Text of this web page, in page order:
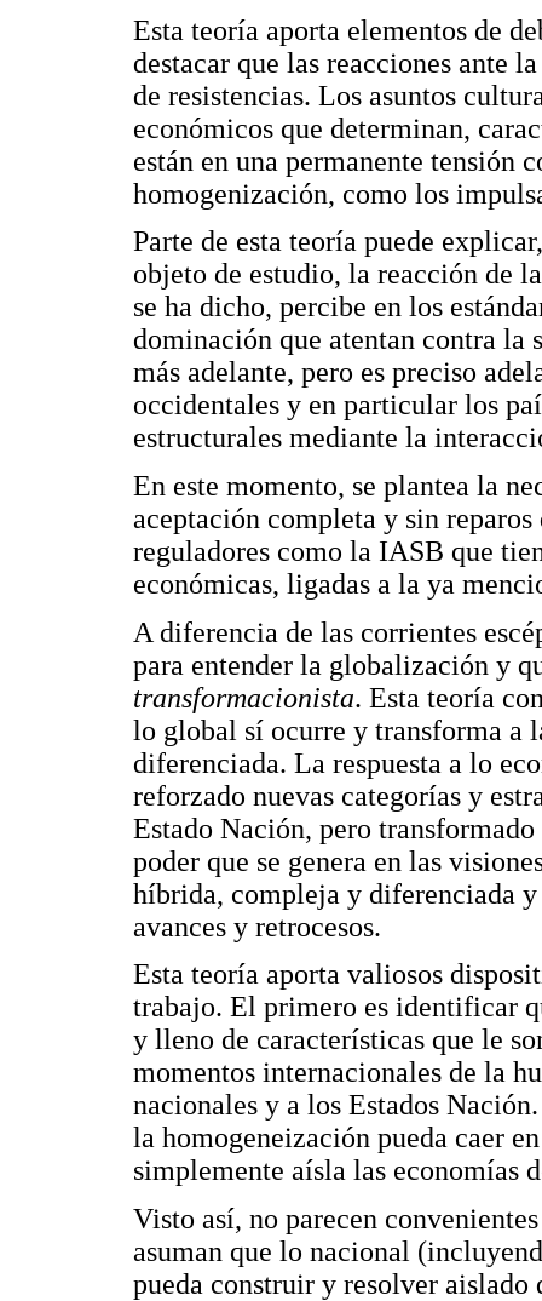
Esta teoría aporta elementos de
destacar que las reacciones ante
de resistencias. Los asuntos
económicos que determinan,
están en una permanente tensión
homogenización, como los
Parte de esta teoría puede
objeto de estudio, la reacción de
se ha dicho, percibe en los
dominación que atentan contra la
más adelante, pero es preciso
occidentales y en particular los
estructurales mediante la
En este momento, se plantea la
aceptación completa y sin
reguladores como la IASB que
económicas, ligadas a la ya
A diferencia de las corrientes
para entender la globalización y
transformacionista. Esta teoría
lo global sí ocurre y transforma a
diferenciada. La respuesta a lo
reforzado nuevas categorías y
Estado Nación, pero
poder que se genera en las
híbrida, compleja y diferenciada
avances y retrocesos.
Esta teoría aporta valiosos
trabajo. El primero es identificar
y lleno de características que le
momentos internacionales de la
nacionales y a los Estados
la homogeneización pueda caer
simplemente aísla las economías
Visto así, no parecen
asuman que lo nacional
pueda construir y resolver